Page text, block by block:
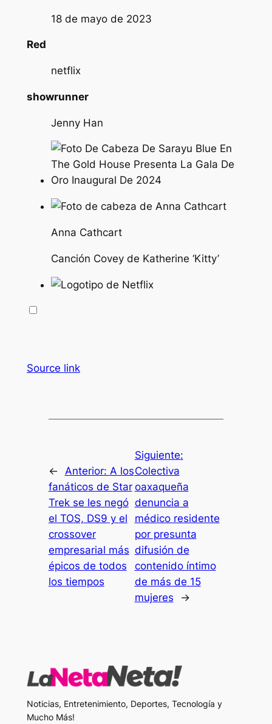
18 de mayo de 2023
Red
netflix
showrunner
Jenny Han
Anna Cathcart
Canción Covey de Katherine ‘Kitty’
Source link
← Anterior: A los
fanáticos de Star
Trek se les negó
el TOS, DS9 y el
crossover
empresarial más
épicos de todos
los tiempos
Siguiente:
Colectiva
oaxaqueña
denuncia a
médico residente
por presunta
difusión de
contenido íntimo
de más de 15
mujeres
→
Noticias, Entretenimiento, Deportes, Tecnología y
Mucho Más!